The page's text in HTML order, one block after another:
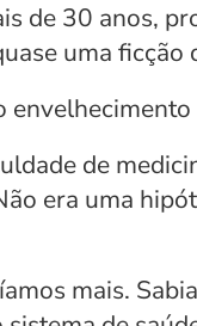
de 30 anos,
uma
de
era uma
mais.